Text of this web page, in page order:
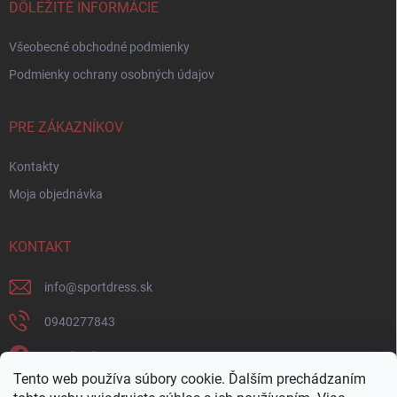
Tento web používa súbory cookie. Ďalším prechádzaním
DÔLEŽITÉ INFORMÁCIE
Všeobecné obchodné podmienky
Podmienky ochrany osobných údajov
PRE ZÁKAZNÍKOV
Kontakty
Moja objednávka
KONTAKT
info@sportdress.sk
0940277843
Facebook
sportdresssk